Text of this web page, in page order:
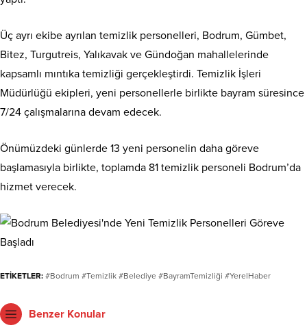
Üç ayrı ekibe ayrılan temizlik personelleri, Bodrum, Gümbet,
Bitez, Turgutreis, Yalıkavak ve Gündoğan mahallelerinde
kapsamlı mıntıka temizliği gerçekleştirdi. Temizlik İşleri
Müdürlüğü ekipleri, yeni personellerle birlikte bayram süresince
7/24 çalışmalarına devam edecek.
Önümüzdeki günlerde 13 yeni personelin daha göreve
başlamasıyla birlikte, toplamda 81 temizlik personeli Bodrum’da
hizmet verecek.
ETİKETLER: #Bodrum #Temizlik #Belediye #BayramTemizliği #YerelHaber
Benzer Konular